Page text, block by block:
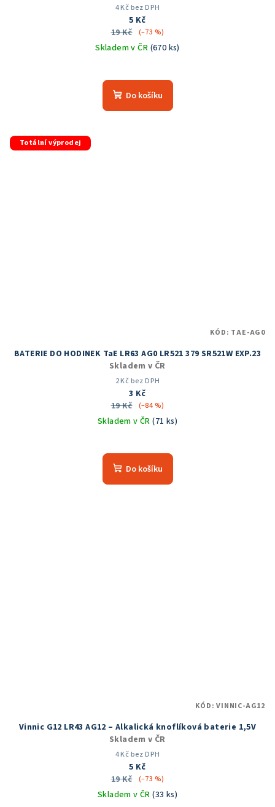
4 Kč bez DPH
5 Kč
19 Kč
(–73 %)
Skladem v ČR (670 ks)
Do košíku
Totální výprodej
BATERIE DO HODINEK TaE LR63 AG0 LR521 379 SR521W EXP.23
Skladem v ČR
2 Kč bez DPH
3 Kč
19 Kč
(–84 %)
Skladem v ČR(71 ks)
Do košíku
KÓD: TAE-AG0
Vinnic G12 LR43 AG12 – Alkalická knoflíková baterie 1,5V
Skladem v ČR
4 Kč bez DPH
5 Kč
19 Kč
(–73 %)
Skladem v ČR(33 ks)
KÓD:VINNIC-AG12